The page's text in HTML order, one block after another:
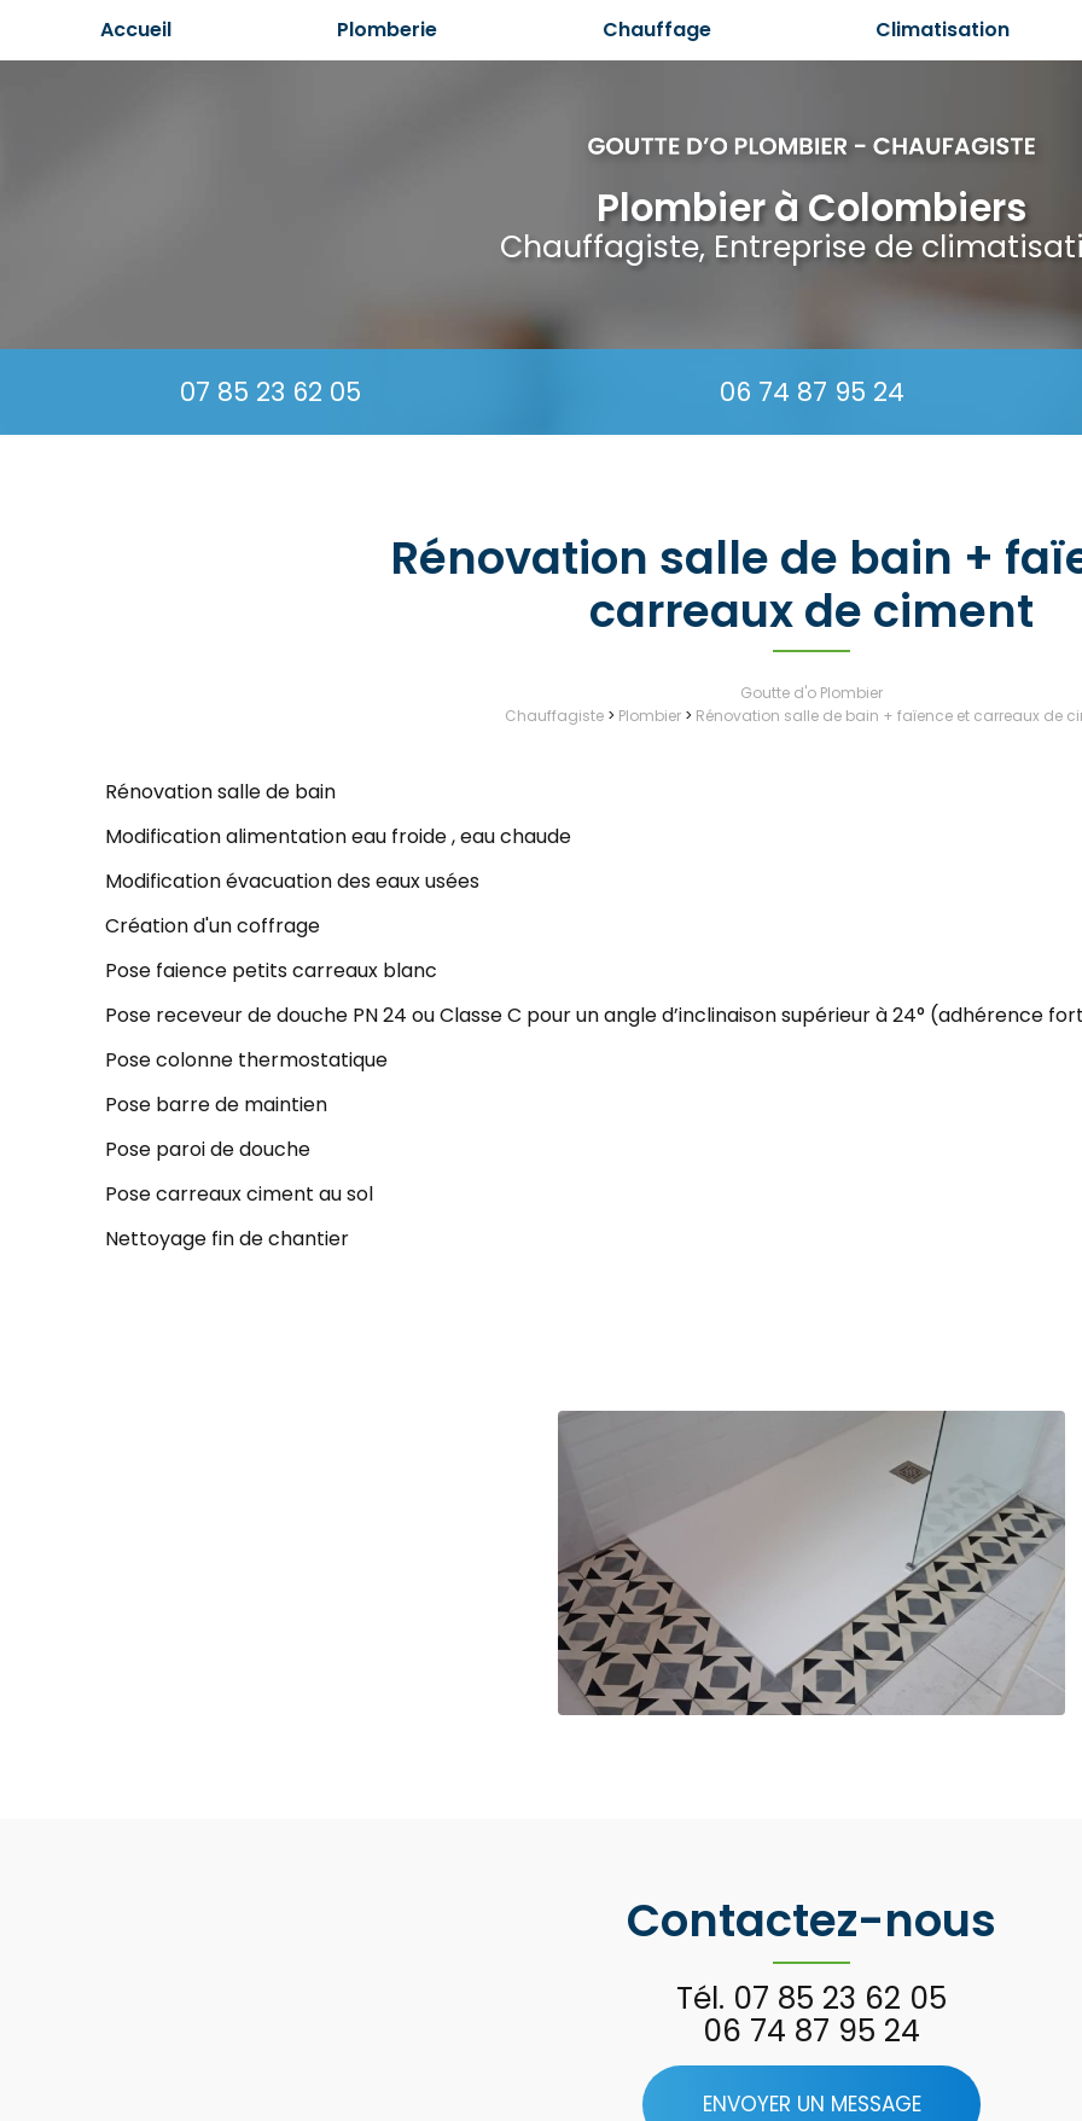
Accueil Plomberie Chauffage Climatisation
Plombier à Colombiers
Chauffagiste, Entreprise de
07 85 23 62 05 06 74 87 95 24
Rénovation salle de bain +
carreaux de ciment
Goutte d'o Plombier
Chauffagiste > Plombier > Rénovation salle de bain + faïence et carreaux de
Rénovation salle de bain
Modification alimentation eau froide , eau chaude
Modification évacuation des eaux usées
Création d'un coffrage
Pose faience petits carreaux blanc
Pose receveur de douche PN 24 ou Classe C pour un angle d’inclinaison supérieur à 24° (adhérence
Pose colonne thermostatique
Pose barre de maintien
Pose paroi de douche
Pose carreaux ciment au sol
Nettoyage fin de chantier
Contactez-nous
Tél. 07 85 23 62 05
06 74 87 95 24
ENVOYER UN MESSAGE